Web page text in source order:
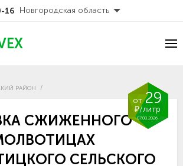
16 Новгородская область
РАЙОН
от29
₽/литр
07.08.2026
СЖИЖЕННОГО
СЕЛЬСКОГО